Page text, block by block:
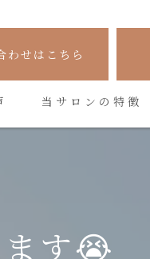
わせはこちら
当サロンの特徴
す😭